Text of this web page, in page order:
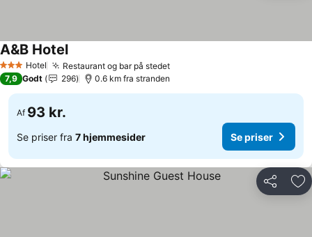
3 StjernerHotel Restaurant og bar på stedetSe priser
A&B HotelSe priser
7,9 Godt 296 0.6 km fra stranden
Af 93 kr.
Se priser fra 7 hjemmesider Se priser
Del